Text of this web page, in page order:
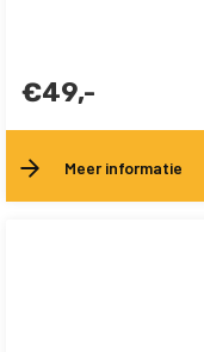
€49,-
Meer informatie